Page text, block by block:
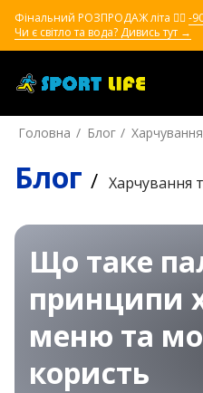
Фінальний РОЗПРОДАЖ літа ❤️‍🔥 -
Чи є світло та вода? Дивись тут →
Головна Блог
Блог / Харчування
Що таке
принципи
меню та
користь